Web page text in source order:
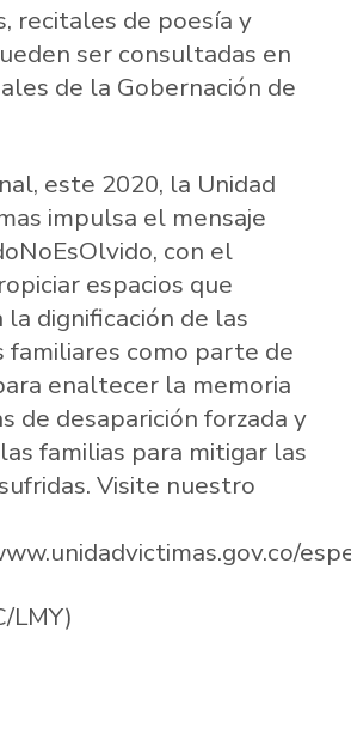
recitales de poesía y
ser consultadas en
de la Gobernación de
este 2020, la Unidad
impulsa el mensaje
con el
espacios que
dignificación de las
familiares como parte de
enaltecer la memoria
de desaparición forzada y
familias para mitigar las
Visite nuestro
LMY)